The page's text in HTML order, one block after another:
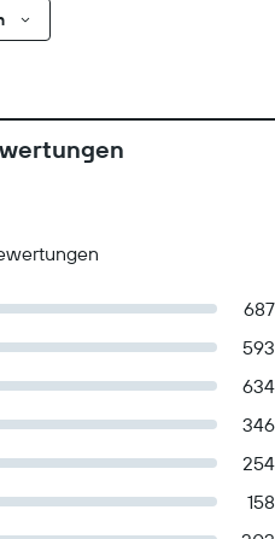
687
593
634
346
254
158